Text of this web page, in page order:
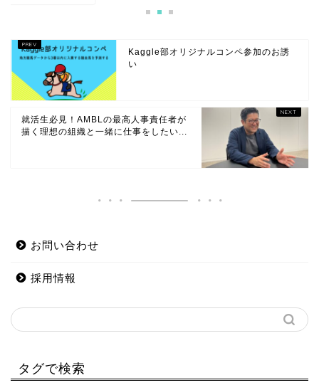
Kaggle部オリジナルコンペ参加のお誘
い
就活生必見！AMBLの最高人事責任者が
描く理想の組織と一緒に仕事をしたい...
お問い合わせ
採用情報
タグで検索